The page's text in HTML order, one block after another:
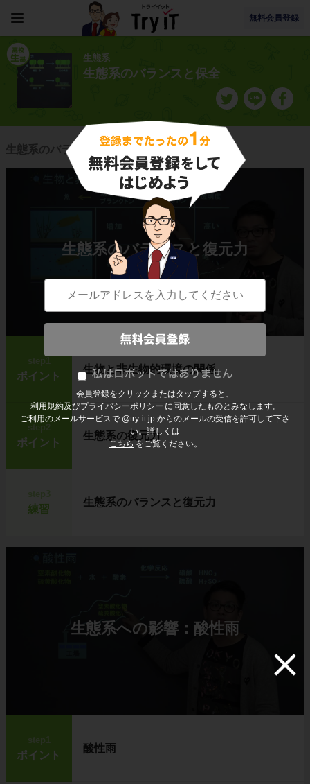
無料会員登録
会員登録をクリックまたはタップすると、
利用規約及びプライバシーポリシー に同意したものとみなします。
ご利用のメールサービスで @try-it.jp からのメールの受信を許可して下さ
い。詳しくは
こちら をご覧ください。
生態系
生態系のバランスと保全
生態系のバランスと保全に関連する授業一覧
生態系のバランスと復元力
step1
ポイント
生物と非生物的環境の関係
step2
ポイント
生態系の復元力
練習
生態系のバランスと復元力
生態系への影響：酸性雨
step1
ポイント
酸性雨